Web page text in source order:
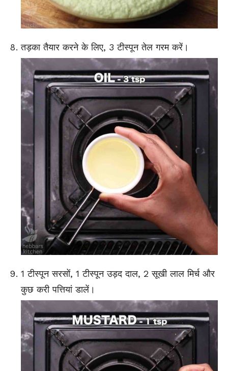
तड़का तैयार करने के लिए, 3 टीस्पून तेल गरम करें।
1 टीस्पून सरसों, 1 टीस्पून उड़द दाल, 2 सूखी लाल मिर्च और
कुछ करी पत्तियां डालें।